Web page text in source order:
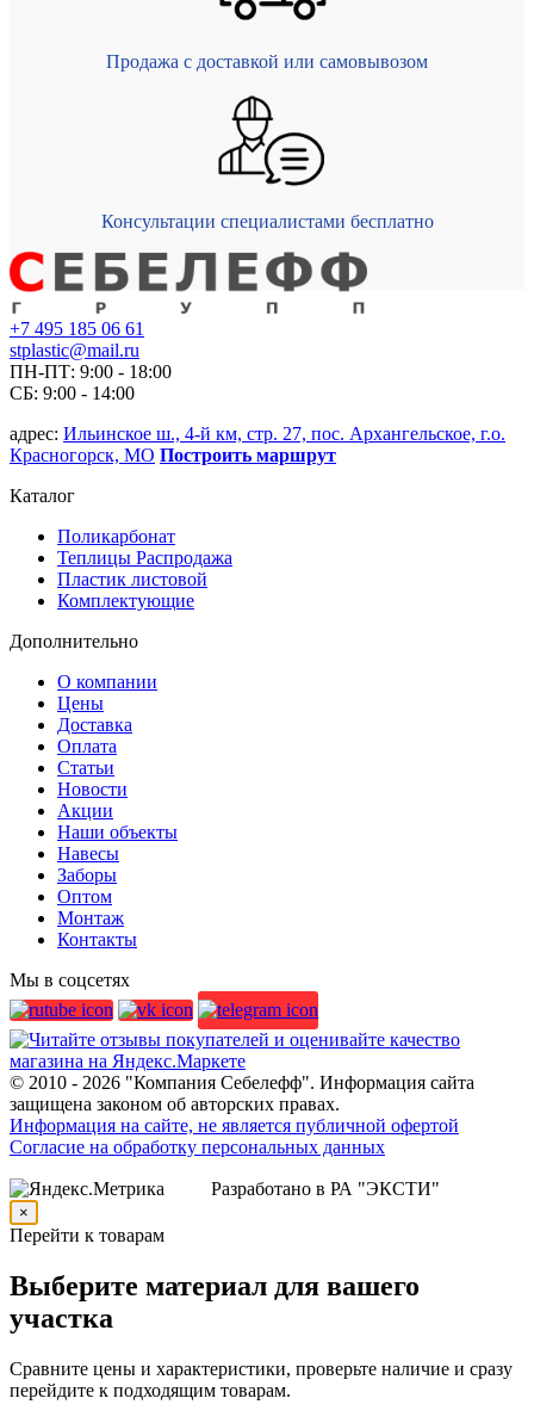
Продажа с доставкой или самовывозом
Консультации специалистами бесплатно
+7 495 185 06 61
stplastic@mail.ru
ПН-ПТ: 9:00 - 18:00
СБ: 9:00 - 14:00
адрес: Ильинское ш., 4-й км, стр. 27, пос. Архангельское, г.о.
Красногорск, МО Построить маршрут
Каталог
Поликарбонат
Теплицы Распродажа
Пластик листовой
Комплектующие
Дополнительно
О компании
Цены
Доставка
Оплата
Статьи
Новости
Акции
Наши объекты
Навесы
Заборы
Оптом
Монтаж
Контакты
Мы в соцсетях
© 2010 - 2026 "Компания Себелефф". Информация сайта
защищена законом об авторских правах.
Информация на сайте, не является публичной офертой
Согласие на обработку персональных данных
Разработано в РА "ЭКСТИ"
×
Перейти к товарам
Выберите материал для вашего
участка
Сравните цены и характеристики, проверьте наличие и сразу
перейдите к подходящим товарам.